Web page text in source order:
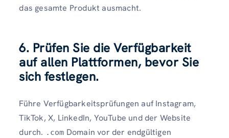
das gesamte Produkt ausmacht.
6. Prüfen Sie die Verfügbarkeit
auf allen Plattformen, bevor Sie
sich festlegen.
Führe Verfügbarkeitsprüfungen auf Instagram,
TikTok, X, LinkedIn, YouTube und der Website
durch. .com Domain vor der endgültigen